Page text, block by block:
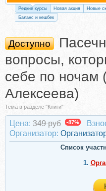
Редкие курсы Новая акция Новые
Баланс и кешбек
Доступно
вопросы,
себе по ночам
Алексеева)
Тема в разделе "Книги"
Цена: 349 руб -87%
Организатор:
Список
1.